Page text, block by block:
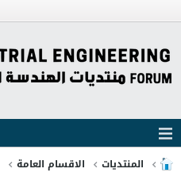
المنتديات الاقسام العامة